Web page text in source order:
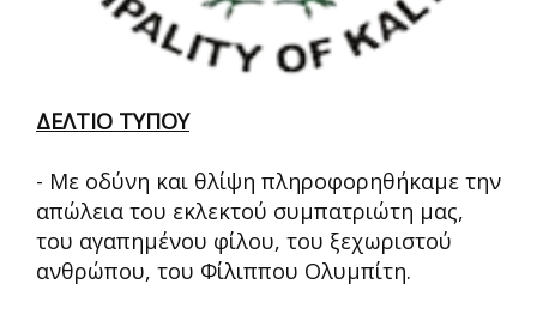
ΔΕΛΤΙΟ ΤΥΠΟΥ
- Με οδύνη και θλίψη πληροφορηθήκαμε την
απώλεια του εκλεκτού συμπατριώτη μας,
του αγαπημένου φίλου, του ξεχωριστού
ανθρώπου, του Φίλιππου Ολυμπίτη.